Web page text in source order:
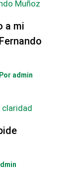
a mi
admin